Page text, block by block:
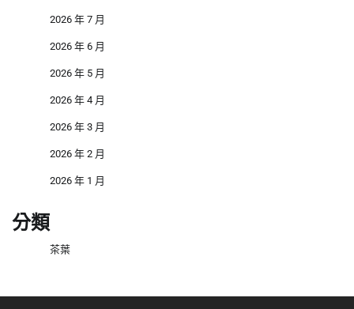
2026 年 7 月
2026 年 6 月
2026 年 5 月
2026 年 4 月
2026 年 3 月
2026 年 2 月
2026 年 1 月
分類
茶葉